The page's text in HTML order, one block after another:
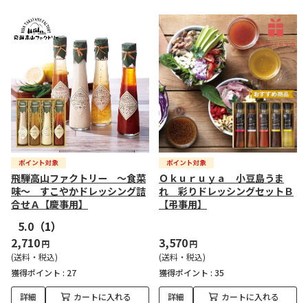
飛騨高山ファクトリー ～食菜
味～ すこやかドレッシング詰
合せＡ【慶事用】
5.0 （1）
2,710円
(送料・税込)
獲得ポイント : 27
詳細 カートに入れる
Ｏｋｕｒｕｙａ 小豆島うま
れ 彩りドレッシングセットＢ
【弔事用】
3,570円
(送料・税込)
獲得ポイント : 35
詳細 カートに入れる